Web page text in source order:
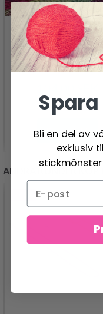
MALABRIGO
MERINO
Se produkt
ANDRA KUNDER
Bli en del av
exklusiv